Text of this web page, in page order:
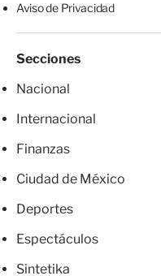
Aviso de Privacidad
Secciones
Nacional
Internacional
Finanzas
Ciudad de México
Deportes
Espectáculos
Sintetika